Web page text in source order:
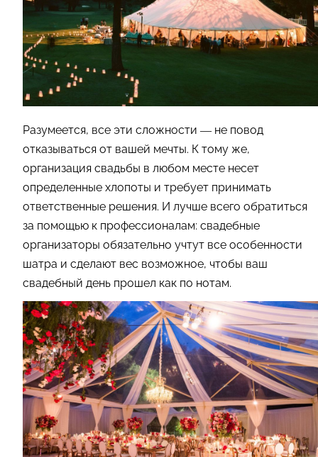
Разумеется, все эти сложности — не повод
отказываться от вашей мечты. К тому же,
организация свадьбы в любом месте несет
определенные хлопоты и требует принимать
ответственные решения. И лучше всего обратиться
за помощью к профессионалам: свадебные
организаторы обязательно учтут все особенности
шатра и сделают вес возможное, чтобы ваш
свадебный день прошел как по нотам.